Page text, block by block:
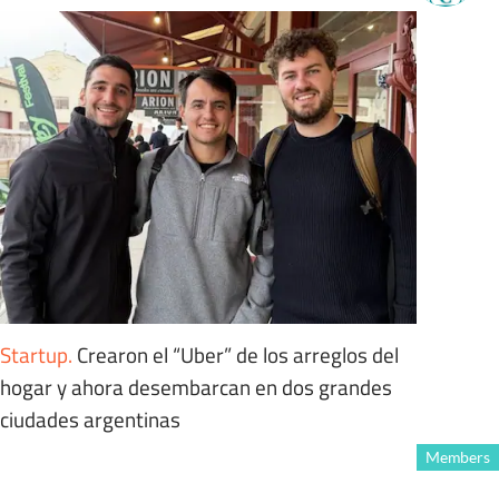
Startup. Crearon el “Uber” de los arreglos del
hogar y ahora desembarcan en dos grandes
ciudades argentinas
Members